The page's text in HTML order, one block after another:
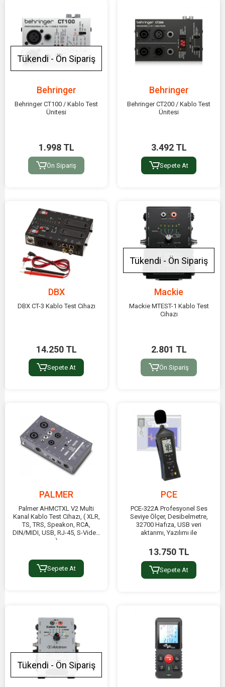
Tükendi - Ön Sipariş
Behringer
Behringer CT100 / Kablo Test
Ünitesi
1.998 TL
Ön Sipariş
Behringer
Behringer CT200 / Kablo Test
Ünitesi
3.492 TL
Sepete At
DBX
DBX CT-3 Kablo Test Cihazı
14.250 TL
Sepete At
Tükendi - Ön Sipariş
Mackie
Mackie MTEST-1 Kablo Test
Cihazı
2.801 TL
Ön Sipariş
PALMER
Palmer AHMCTXL V2 Multi
Kanal Kablo Test Cihazı, ( XLR,
TS, TRS, Speakon, RCA,
DIN/MIDI, USB, RJ-45, S-Video
)
Sepete At
PCE
PCE-322A Profesyonel Ses
Seviye Ölçer, Desibelmetre,
32700 Hafıza, USB veri
aktarımı, Yazılımı ile
13.750 TL
Sepete At
Tükendi - Ön Sipariş